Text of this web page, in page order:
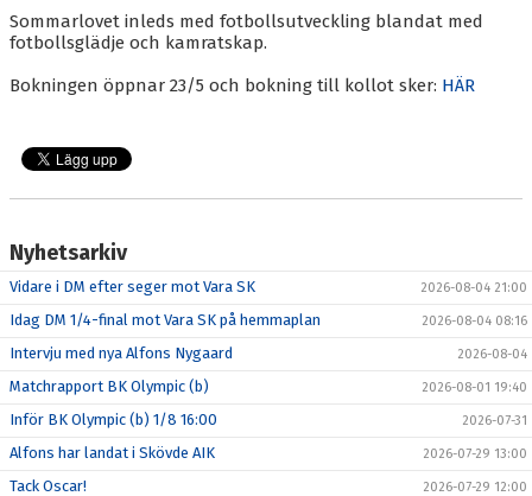
KALENDER
VÅRA LAG/TRÄNARE
Sommarlovet inleds med fotbollsutveckling blandat med
fotbollsglädje och kamratskap.
Bokningen öppnar 23/5 och bokning till kollot sker: HÄR
Nyhetsarkiv
Vidare i DM efter seger mot Vara SK 2026-08-04 21:00
Idag DM 1/4-final mot Vara SK på hemmaplan 2026-08-04 08:16
Intervju med nya Alfons Nygaard 2026-08-04
Matchrapport BK Olympic (b) 2026-08-01 19:40
Inför BK Olympic (b) 1/8 16:00 2026-07-31
Alfons har landat i Skövde AIK 2026-07-29 13:00
Tack Oscar! 2026-07-29 12:00